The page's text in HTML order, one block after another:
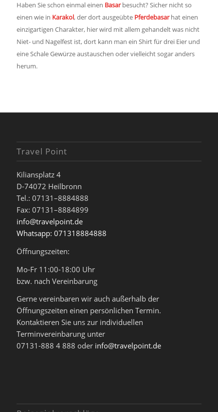
Haben Sie schon einmal einen Basarbesucht? Sicher nicht so
einen wie in Karakol, der dort ausgeübte Pferdebasarhat einen
einzigartigen Charakter, hier wird mit allem gehandelt was nicht
Niet- und Nagelfest ist, dort kann man ein Shirt für drei Eier und
eine Schale Gewürze austauschen oder vielleicht sogar anders
herum.
Travel Point
Kiliansplatz 4
D-74072 Heilbronn
Tel.: 07131–8884888
Fax: 07131–8884899
info@travelpoint.de
Whatsapp: 071318884888
Öffnungszeiten:
Mo-Fr 11:00-18:00 Uhr
bzw. nach Vereinbarung
Gerne vereinbaren wir auch außerhalb der
Öffnungszeiten einen persönlichen Termin.
Kontaktieren Sie uns zur individuellen
Terminvereinbarung unter
07131-888 4 888 oder info@travelpoint.de